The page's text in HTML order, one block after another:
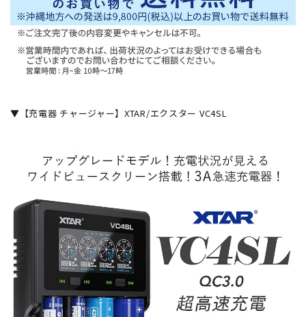
▼【充電器 チャージャー】XTAR/エクスター VC4SL